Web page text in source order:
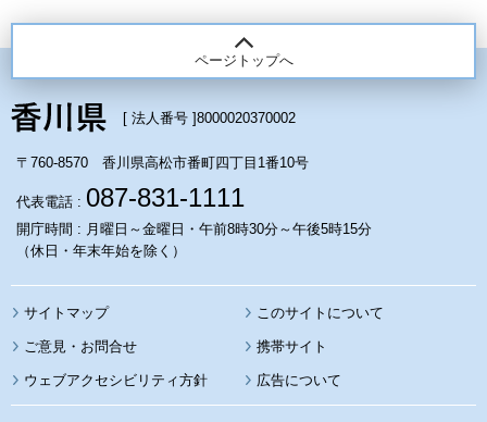
ページトップへ
[ 法人番号 ]8000020370002
〒760-8570 香川県高松市番町四丁目1番10号
代表電話 : 087-831-1111
開庁時間 : 月曜日～金曜日・午前8時30分～午後5時15分
（休日・年末年始を除く）
サイトマップ このサイトについて
携帯サイト
ウェブアクセシビリティ方針 広告について